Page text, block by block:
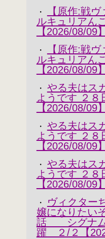
・
【原作:戦
ルキュリアん
【2026/08/09】
・
【原作:戦
ルキュリアん
【2026/08/09】
・
やる夫はス
ようです ２８
【2026/08/09】
・
やる夫はス
ようです ２８
【2026/08/09】
・
やる夫はス
ようです ２８
【2026/08/09】
・
ヴィクター
嬢になりたい
話 シグナム
躍 ２/２【